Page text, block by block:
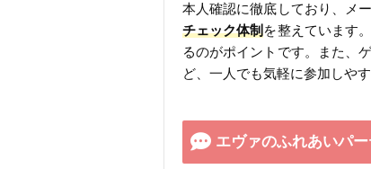
本人確認に徹底しており、メ
チェック体制を整えています
るのがポイントです。また、
ど、一人でも気軽に参加しや
エヴァのふれあいパ